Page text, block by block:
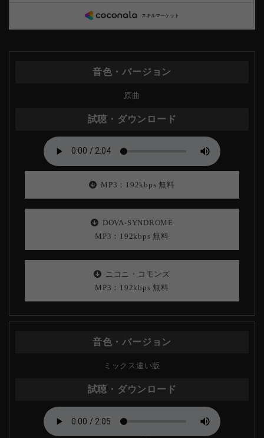
原曲
MP3：192kbps 無料
DOVA-SYNDROME
MP3：192kbps 無料
ニコニ・コモンズ
MP3：192kbps 無料
ミックス違い版